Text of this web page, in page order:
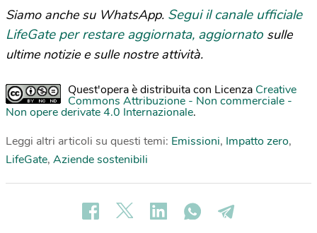
Siamo anche su WhatsApp. Segui il canale ufficiale
LifeGate per restare aggiornata, aggiornato sulle
ultime notizie e sulle nostre attività.
Quest'opera è distribuita con Licenza Creative
Commons Attribuzione - Non commerciale -
Non opere derivate 4.0 Internazionale.
Leggi altri articoli su questi temi: Emissioni, Impatto zero,
LifeGate, Aziende sostenibili